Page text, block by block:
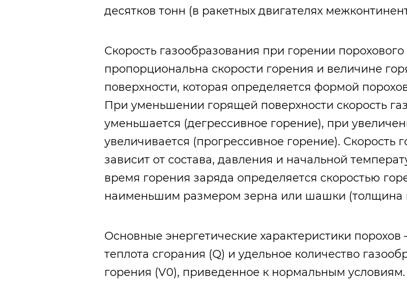
десятков тонн (в ракетных двигателях
Скорость газообразования при горении порохового
пропорциональна скорости горения и величине
поверхности, которая определяется формой
При уменьшении горящей поверхности скорость
уменьшается (дегрессивное горение), при
увеличивается (прогрессивное горение). Скорость
зависит от состава, давления и начальной
время горения заряда определяется скоростью
наименьшим размером зерна или шашки (толщина
Основные энергетические характеристики порохов
теплота сгорания (Q) и удельное количество
горения (V0), приведенное к нормальным условиям.